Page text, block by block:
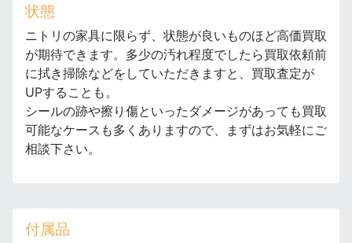
状態
ニトリの家具に限らず、状態が良いものほど高価買取
が期待できます。多少の汚れ程度でしたら買取依頼前
に拭き掃除などをしていただきますと、買取査定が
UPすることも。
シールの跡や擦り傷といったダメージがあっても買取
可能なケースも多くありますので、まずはお気軽にご
相談下さい。
付属品